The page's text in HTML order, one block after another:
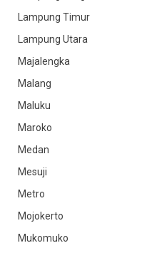
Lampung Timur
Lampung Utara
Majalengka
Malang
Maluku
Maroko
Medan
Mesuji
Metro
Mojokerto
Mukomuko